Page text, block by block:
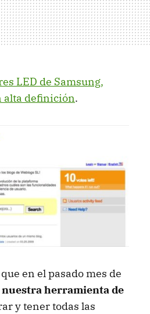
LED de Samsung,
alta definición.
en el pasado mes de
nuestra herramienta de
y tener todas las